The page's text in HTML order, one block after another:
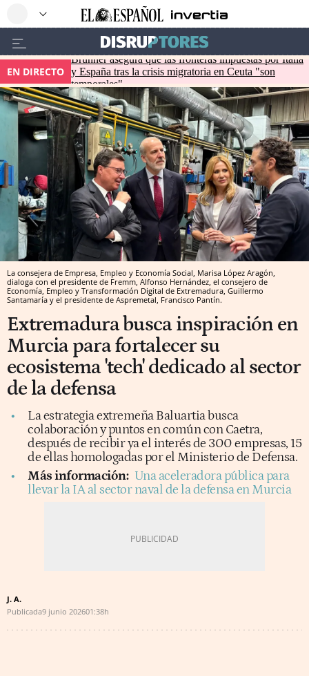
EN DIRECTO
Brunner asegura que las fronteras impuestas por Italia
y España tras la crisis migratoria en Ceuta "son
temporales"
La consejera de Empresa, Empleo y Economía Social, Marisa López Aragón,
dialoga con el presidente de Fremm, Alfonso Hernández, el consejero de
Economía, Empleo y Transformación Digital de Extremadura, Guillermo
Santamaría y el presidente de Aspremetal, Francisco Pantín.
Extremadura busca inspiración en
Murcia para fortalecer su
ecosistema 'tech' dedicado al sector
de la defensa
La estrategia extremeña Baluartia busca
colaboración y puntos en común con Caetra,
después de recibir ya el interés de 300 empresas, 15
de ellas homologadas por el Ministerio de Defensa.
Más información: Una aceleradora pública para
llevar la IA al sector naval de la defensa en Murcia
J. A.
Publicada9 junio 202601:38h